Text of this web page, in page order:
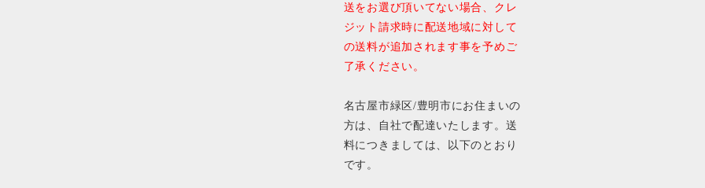
送をお選び頂いてない場合、クレ
ジット請求時に配送地域に対して
の送料が追加されます事を予めご
了承ください。
名古屋市緑区/豊明市にお住まいの
方は、自社で配達いたします。送
料につきましては、以下のとおり
です。